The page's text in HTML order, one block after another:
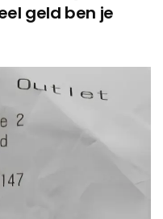
geld ben je